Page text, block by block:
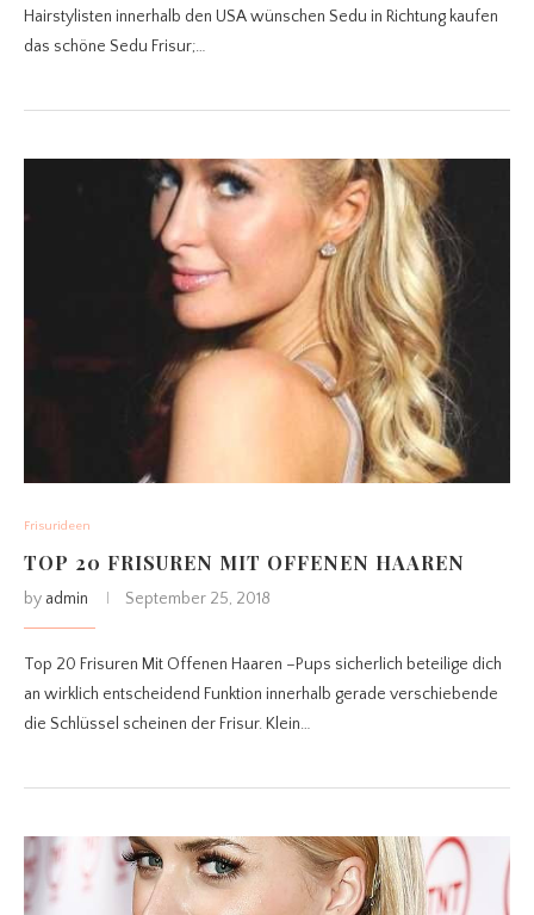
Hairstylisten innerhalb den USA wünschen Sedu in Richtung kaufen
das schöne Sedu Frisur;…
Frisurideen
TOP 20 FRISUREN MIT OFFENEN HAAREN
by admin September 25, 2018
Top 20 Frisuren Mit Offenen Haaren –Pups sicherlich beteilige dich
an wirklich entscheidend Funktion innerhalb gerade verschiebende
die Schlüssel scheinen der Frisur. Klein…